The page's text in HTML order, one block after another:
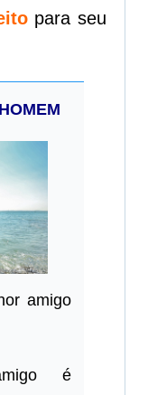
para seu
amigo
é